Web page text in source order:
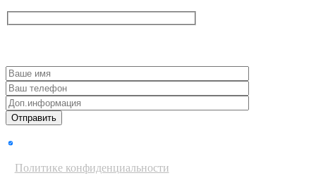
Политике конфиденциальности